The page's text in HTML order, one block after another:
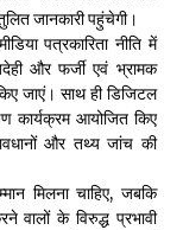
जानकारी पहुंचेगी।
पत्रकारिता नीति में
और फर्जी एवं भ्रामक
जाएं। साथ ही डिजिटल
कार्यक्रम आयोजित किए
और तथ्य जांच की
मिलना चाहिए, जबकि
वालों के विरुद्ध प्रभावी